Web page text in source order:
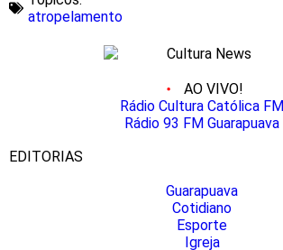
atropelamento
AO VIVO!
Rádio Cultura Católica FM
Rádio 93 FM Guarapuava
EDITORIAS
Guarapuava
Cotidiano
Esporte
Igreja